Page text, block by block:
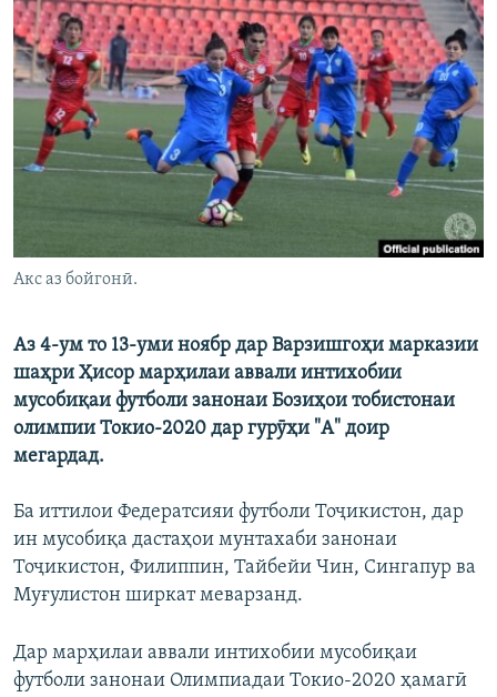
НИГОРИСТОН
ГУЗОРИШҲОИ РАДИОӢ
КИТОБҲОИ ОЗОДӢ
Русский
ПАЙГИРӢ КУНЕД
Ҳамаи сомонаҳои RFE/RL
Акс аз бойгонӣ.
Аз 4-ум то 13-уми ноябр дар Варзишгоҳи марказии
шаҳри Ҳисор марҳилаи аввали интихобии
мусобиқаи футболи занонаи Бозиҳои тобистонаи
олимпии Токио-2020 дар гурӯҳи "А" доир
мегардад.
Ба иттилои Федератсияи футболи Тоҷикистон, дар
ин мусобиқа дастаҳои мунтахаби занонаи
Тоҷикистон, Филиппин, Тайбейи Чин, Сингапур ва
Муғулистон ширкат меварзанд.
Дар марҳилаи аввали интихобии мусобиқаи
футболи занонаи Олимпиадаи Токио-2020 ҳамагӣ